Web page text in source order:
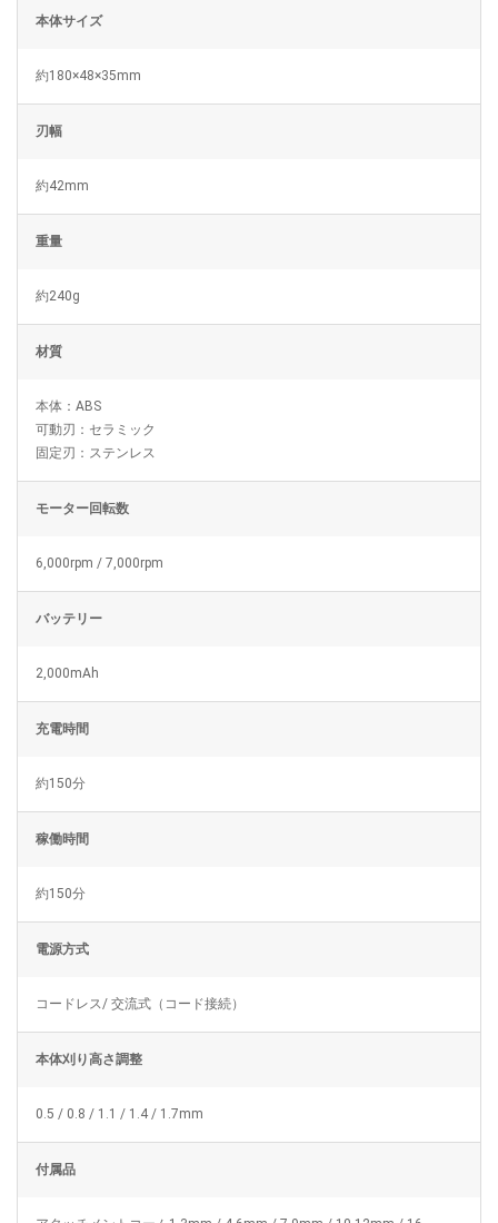
本体サイズ
約180×48×35mm
刃幅
約42mm
重量
約240g
材質
本体：ABS
可動刃：セラミック
固定刃：ステンレス
モーター回転数
6,000rpm / 7,000rpm
バッテリー
2,000mAh
充電時間
約150分
稼働時間
約150分
電源方式
コードレス/ 交流式（コード接続）
本体刈り高さ調整
0.5 / 0.8 / 1.1 / 1.4 / 1.7mm
付属品